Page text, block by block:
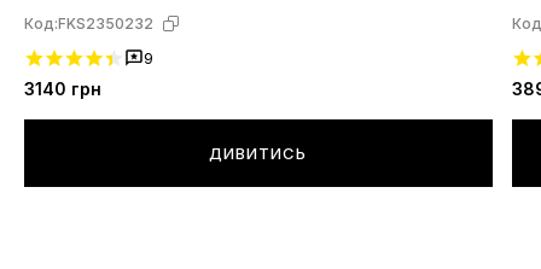
Код:FKS2350232
9
3140 грн
ДИВИТИСЬ